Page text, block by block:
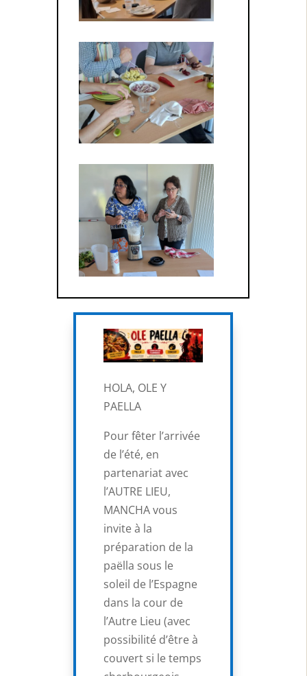
HOLA, OLE Y
PAELLA
Pour fêter l’arrivée
de l’été, en
partenariat avec
l’AUTRE LIEU,
MANCHA vous
invite à la
préparation de la
paëlla sous le
soleil de l’Espagne
dans la cour de
l’Autre Lieu (avec
possibilité d’être à
couvert si le temps